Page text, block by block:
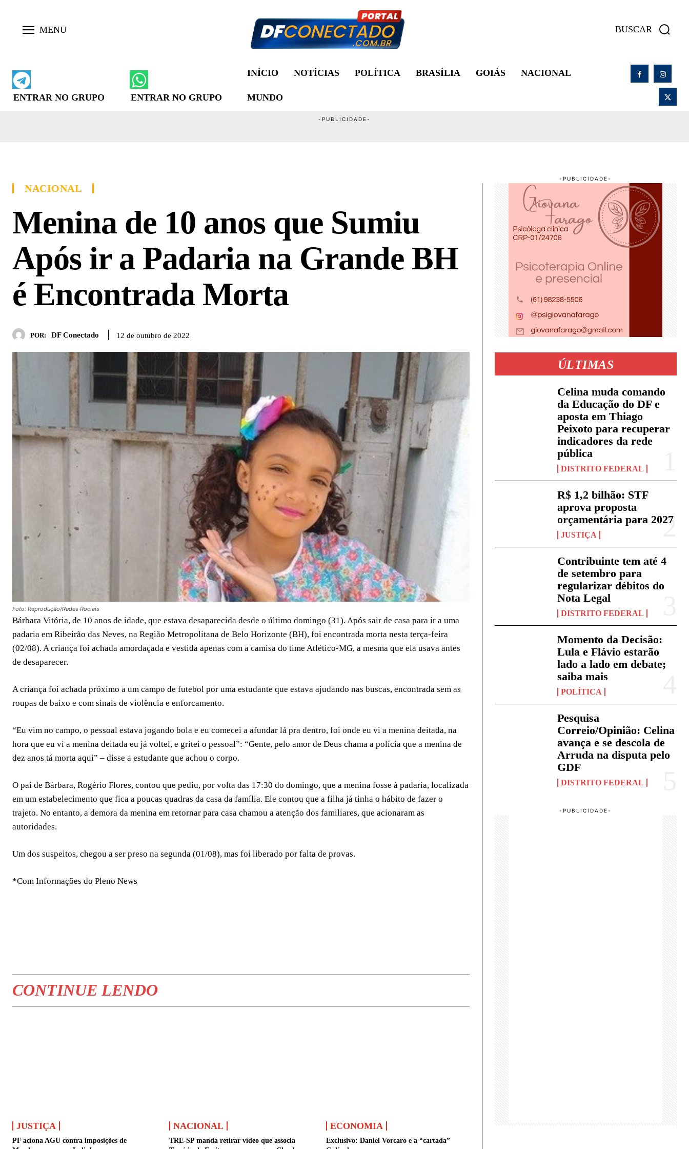
BUSCAR
ENTRAR NO GRUPO ENTRAR NO GRUPO
INÍCIO NOTÍCIAS POLÍTICA BRASÍLIA GOIÁS NACIONAL
MUNDO
NACIONAL
Menina de 10 anos que Sumiu
Após ir a Padaria na Grande BH
é Encontrada Morta
POR: DF Conectado 12 de outubro de 2022
Foto: Reprodução/Redes Rociais
Bárbara Vitória, de 10 anos de idade, que estava desaparecida desde o último domingo (31). Após sair de casa para ir a uma
padaria em Ribeirão das Neves, na Região Metropolitana de Belo Horizonte (BH), foi encontrada morta nesta terça-feira
(02/08). A criança foi achada amordaçada e vestida apenas com a camisa do time Atlético-MG, a mesma que ela usava antes
de desaparecer.
A criança foi achada próximo a um campo de futebol por uma estudante que estava ajudando nas buscas, encontrada sem as
roupas de baixo e com sinais de violência e enforcamento.
“Eu vim no campo, o pessoal estava jogando bola e eu comecei a afundar lá pra dentro, foi onde eu vi a menina deitada, na
hora que eu vi a menina deitada eu já voltei, e gritei o pessoal”: “Gente, pelo amor de Deus chama a polícia que a menina de
dez anos tá morta aqui” – disse a estudante que achou o corpo.
O pai de Bárbara, Rogério Flores, contou que pediu, por volta das 17:30 do domingo, que a menina fosse à padaria, localizada
em um estabelecimento que fica a poucas quadras da casa da família. Ele contou que a filha já tinha o hábito de fazer o
trajeto. No entanto, a demora da menina em retornar para casa chamou a atenção dos familiares, que acionaram as
autoridades.
Um dos suspeitos, chegou a ser preso na segunda (01/08), mas foi liberado por falta de provas.
*Com Informações do Pleno News
CONTINUE LENDO
JUSTIÇA
PF aciona AGU contra imposições de
NACIONAL
TRE-SP manda retirar vídeo que associa
ECONOMIA
Exclusivo: Daniel Vorcaro e a “cartada”
ÚLTIMAS
Celina muda comando
da Educação do DF e
aposta em Thiago
Peixoto para recuperar
indicadores da rede
pública
DISTRITO FEDERAL
R$ 1,2 bilhão: STF
aprova proposta
orçamentária para 2027
JUSTIÇA
Contribuinte tem até 4
de setembro para
regularizar débitos do
Nota Legal
DISTRITO FEDERAL
Momento da Decisão:
Lula e Flávio estarão
lado a lado em debate;
saiba mais
POLÍTICA
Pesquisa
Correio/Opinião: Celina
avança e se descola de
Arruda na disputa pelo
GDF
DISTRITO FEDERAL